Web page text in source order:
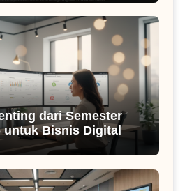
dari Semester
untuk Bisnis Digital